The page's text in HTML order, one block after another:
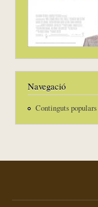
Navegació
Continguts populars